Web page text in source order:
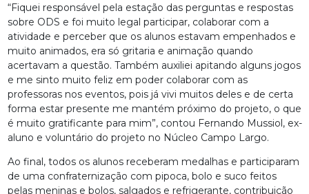
“Fiquei responsável pela estação das perguntas e respostas
sobre ODS e foi muito legal participar, colaborar com a
atividade e perceber que os alunos estavam empenhados e
muito animados, era só gritaria e animação quando
acertavam a questão. Também auxiliei apitando alguns jogos
e me sinto muito feliz em poder colaborar com as
professoras nos eventos, pois já vivi muitos deles e de certa
forma estar presente me mantém próximo do projeto, o que
é muito gratificante para mim”, contou Fernando Mussiol, ex-
aluno e voluntário do projeto no Núcleo Campo Largo.
Ao final, todos os alunos receberam medalhas e participaram
de uma confraternização com pipoca, bolo e suco feitos
pelas meninas e bolos, salgados e refrigerante, contribuição